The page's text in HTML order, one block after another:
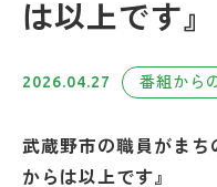
は以上です』
2026.04.27 番組から
武蔵野市の職員がま
からは以上です』